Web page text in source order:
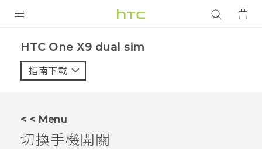
VIVE
HTC One X9 dual sim‎
指南下載
< < Menu
切換手機開關